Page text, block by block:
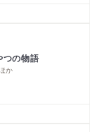
の物語
か